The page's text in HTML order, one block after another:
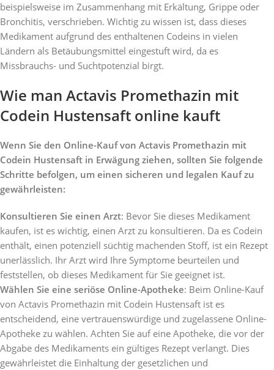
beispielsweise im Zusammenhang mit Erkältung, Grippe oder
Bronchitis, verschrieben. Wichtig zu wissen ist, dass dieses
Medikament aufgrund des enthaltenen Codeins in vielen
Ländern als Betäubungsmittel eingestuft wird, da es
Missbrauchs- und Suchtpotenzial birgt.
Wie man Actavis Promethazin mit
Codein Hustensaft online kauft
Wenn Sie den Online-Kauf von Actavis Promethazin mit
Codein Hustensaft in Erwägung ziehen, sollten Sie folgende
Schritte befolgen, um einen sicheren und legalen Kauf zu
gewährleisten:
Konsultieren Sie einen Arzt: Bevor Sie dieses Medikament
kaufen, ist es wichtig, einen Arzt zu konsultieren. Da es Codein
enthält, einen potenziell süchtig machenden Stoff, ist ein Rezept
unerlässlich. Ihr Arzt wird Ihre Symptome beurteilen und
feststellen, ob dieses Medikament für Sie geeignet ist.
Wählen Sie eine seriöse Online-Apotheke: Beim Online-Kauf
von Actavis Promethazin mit Codein Hustensaft ist es
entscheidend, eine vertrauenswürdige und zugelassene Online-
Apotheke zu wählen. Achten Sie auf eine Apotheke, die vor der
Abgabe des Medikaments ein gültiges Rezept verlangt. Dies
gewährleistet die Einhaltung der gesetzlichen und